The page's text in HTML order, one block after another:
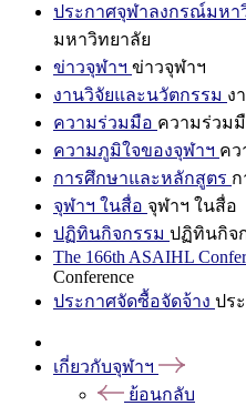
ประกาศจุฬาลงกรณ์มหา
มหาวิทยาลัย
ข่าวจุฬาฯ ข่าวจุฬาฯ
งานวิจัยและนวัตกรรม ง
ความร่วมมือ ความร่วม
ความภูมิใจของจุฬาฯ คว
การศึกษาและหลักสูตร
จุฬาฯ ในสื่อ จุฬาฯ ในสื่อ
ปฏิทินกิจกรรม ปฏิทินกิจ
The 166th ASAIHL
Conference
ประกาศจัดซื้อจัดจ้าง ปร
เกี่ยวกับจุฬาฯ
ย้อนกลับ